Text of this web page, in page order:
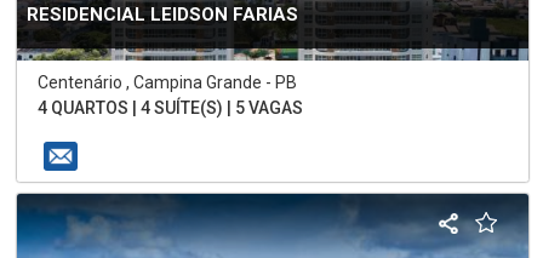
RESIDENCIAL LEIDSON FARIAS
Centenário , Campina Grande - PB
4 QUARTOS | 4 SUÍTE(S) | 5 VAGAS